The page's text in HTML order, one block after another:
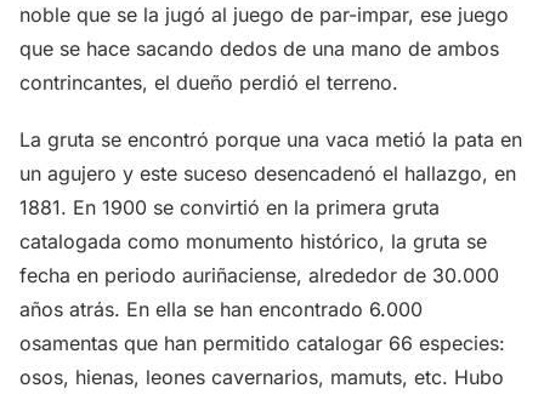
noble que se la jugó al juego de par-impar, ese juego
que se hace sacando dedos de una mano de ambos
contrincantes, el dueño perdió el terreno.
La gruta se encontró porque una vaca metió la pata en
un agujero y este suceso desencadenó el hallazgo, en
1881. En 1900 se convirtió en la primera gruta
catalogada como monumento histórico, la gruta se
fecha en periodo auriñaciense, alrededor de 30.000
años atrás. En ella se han encontrado 6.000
osamentas que han permitido catalogar 66 especies:
osos, hienas, leones cavernarios, mamuts, etc. Hubo